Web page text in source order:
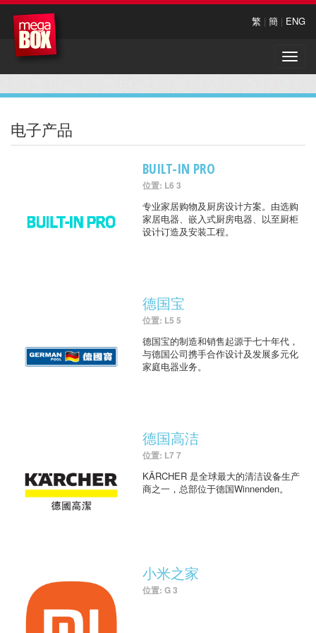
繁 | 簡 | ENG
Toggle
电子产品
BUILT-IN PRO
位置: L6 3
专业家居购物及厨房设计方案。由选购
家居电器、嵌入式厨房电器、以至厨柜
设计订造及安装工程。
德国宝
位置: L5 5
德国宝的制造和销售起源于七十年代，
与德国公司携手合作设计及发展多元化
家庭电器业务。
德国高洁
位置: L7 7
KÄRCHER 是全球最大的清洁设备生产
商之一，总部位于德国Winnenden。
小米之家
位置: G 3